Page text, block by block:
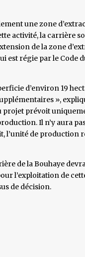
une zone
activité, la carrière
de la zone
est régie par le Code
d’environ 19
»,
prévoit
Il n’y aura
l’unité de production
de la Bouhaye
l’exploitation de
de décision.